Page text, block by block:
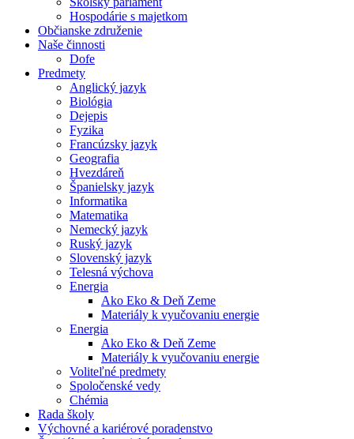
Hospodárie s majetkom
Občianske združenie
Naše činnosti
Dofe
Predmety
Anglický jazyk
Biológia
Dejepis
Fyzika
Francúzsky jazyk
Geografia
Hvezdáreň
Španielsky jazyk
Informatika
Matematika
Nemecký jazyk
Ruský jazyk
Slovenský jazyk
Telesná výchova
Energia
Ako Eko & Deň Zeme
Materiály k vyučovaniu energie
Energia
Ako Eko & Deň Zeme
Materiály k vyučovaniu energie
Voliteľné predmety
Spoločenské vedy
Chémia
Rada školy
Výchovné a kariérové poradenstvo